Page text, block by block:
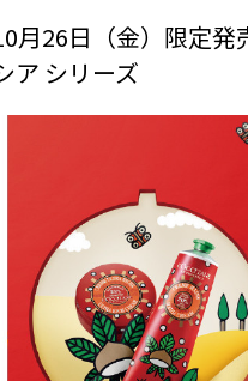
月26日（金）限定発
ア シリーズ